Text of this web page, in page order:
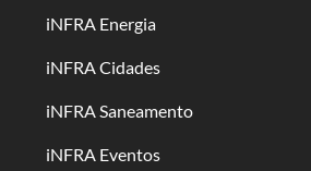
iNFRA Energia
iNFRA Cidades
iNFRA Saneamento
iNFRA Eventos